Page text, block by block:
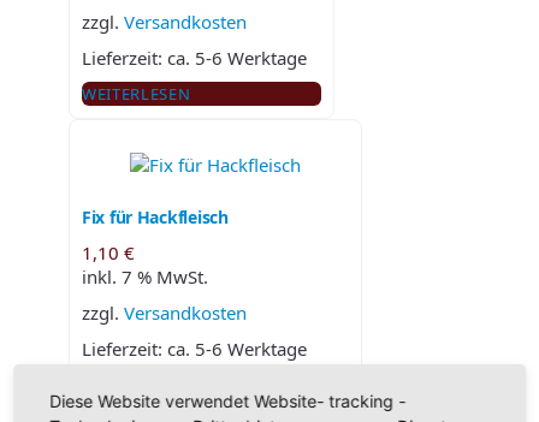
zzgl. Versandkosten
Lieferzeit: ca. 5-6 Werktage
WEITERLESEN
Fix für Hackfleisch
1,10 €
inkl. 7 % MwSt.
zzgl. Versandkosten
Lieferzeit: ca. 5-6 Werktage
Diese Website verwendet Website- tracking -